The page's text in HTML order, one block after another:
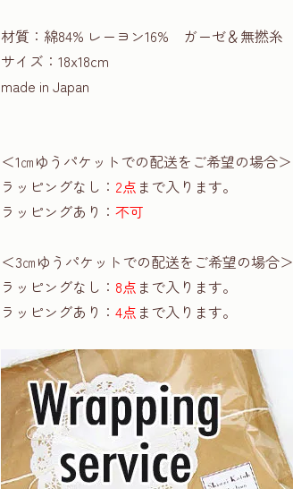
材質：綿84% レーヨン16% ガーゼ＆無撚糸
サイズ：18x18cm
made in Japan
＜1㎝ゆうパケットでの配送をご希望の場合＞
ラッピングなし： 2点 まで入ります。
ラッピングあり： 不可
＜3㎝ゆうパケットでの配送をご希望の場合＞
ラッピングなし： 8点 まで入ります。
ラッピングあり： 4点 まで入ります。